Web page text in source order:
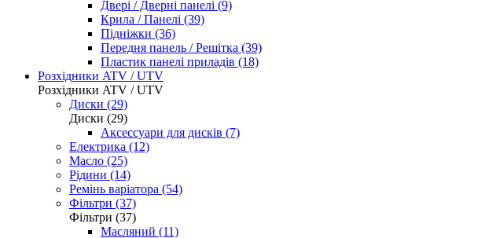
Двері / Дверні панелі (9)
Крила / Панелі (39)
Підніжки (36)
Передня панель / Решітка (39)
Пластик панелі приладів (18)
Розхідники ATV / UTV
Розхідники ATV / UTV
Диски (29)
Диски (29)
Аксессуари для дисків (7)
Електрика (12)
Масло (25)
Рідини (14)
Ремінь варіатора (54)
Фільтри (37)
Фільтри (37)
Масляний (11)